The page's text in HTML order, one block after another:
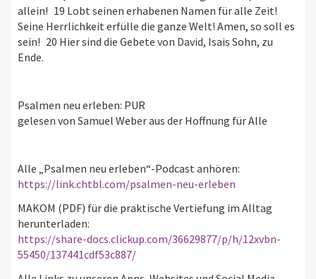
allein! 19 Lobt seinen erhabenen Namen für alle Zeit!
Seine Herrlichkeit erfülle die ganze Welt! Amen, so soll es
sein! 20 Hier sind die Gebete von David, Isais Sohn, zu
Ende.
Psalmen neu erleben: PUR
gelesen von Samuel Weber aus der Hoffnung für Alle
Alle „Psalmen neu erleben“-Podcast anhören:
https://link.chtbl.com/psalmen-neu-erleben
MAKOM (PDF) für die praktische Vertiefung im Alltag
herunterladen:
https://share-docs.clickup.com/36629877/p/h/12xvbn-
55450/137441cdf53c887/